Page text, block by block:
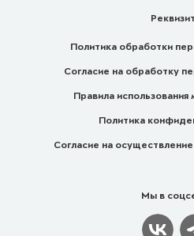
Политика обработки
Согласие на обработку
Правила использования
Политика
Согласие на
Мы в